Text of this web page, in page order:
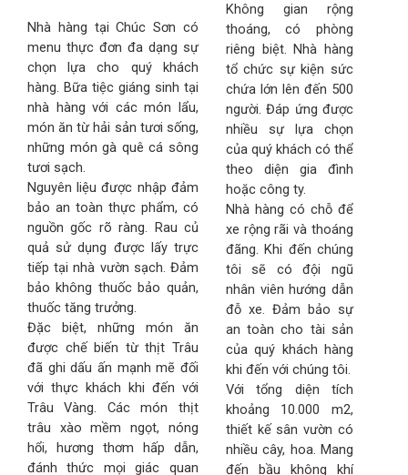
Nhà hàng tại Chúc Sơn có
menu thực đơn đa dạng sự
chọn lựa cho quý khách
hàng. Bữa tiệc giáng sinh tại
nhà hàng với các món lẩu,
món ăn từ hải sản tươi sống,
những món gà quê cá sông
tươi sạch.
Nguyên liệu được nhập đảm
bảo an toàn thực phẩm, có
nguồn gốc rõ ràng. Rau củ
quả sử dụng được lấy trực
tiếp tại nhà vườn sạch. Đảm
bảo không thuốc bảo quản,
thuốc tăng trưởng.
Đặc biệt, những món ăn
được chế biến từ thịt Trâu
đã ghi dấu ấn mạnh mẽ đối
với thực khách khi đến với
Trâu Vàng. Các món thịt
trâu xào mềm ngọt, nóng
hổi, hương thơm hấp dẫn,
đánh thức mọi giác quan
Không gian rộng
thoáng, có phòng
riêng biệt. Nhà hàng
tổ chức sự kiện sức
chứa lớn lên đến 500
người. Đáp ứng được
nhiều sự lựa chọn
của quý khách có thể
theo diện gia đình
hoặc công ty.
Nhà hàng có chỗ để
xe rộng rãi và thoáng
đãng. Khi đến chúng
tôi sẽ có đội ngũ
nhân viên hướng dẫn
đỗ xe. Đảm bảo sự
an toàn cho tài sản
của quý khách hàng
khi đến với chúng tôi.
Với tổng diện tích
khoảng 10.000 m2,
thiết kế sân vườn có
nhiều cây, hoa. Mang
đến bầu không khí